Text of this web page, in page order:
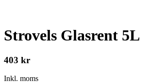
Strovels Glasrent 5L
403 kr
Inkl. moms